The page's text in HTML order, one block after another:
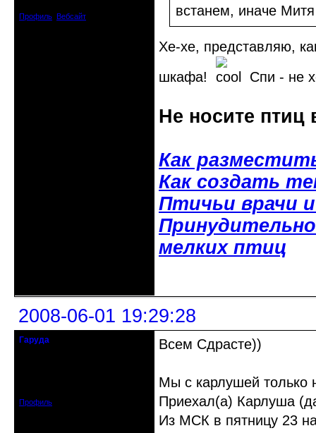
Профиль Вебсайт
встанем, иначе
Хе-хе, представляю,
шкафа!
Спи - не
Не носите птиц
Как
Как создать
Птичьи врачи
мелких птиц
2008-06-01 19:29:28
Гаруда
Профиль
Всем Сдрасте))
Мы с карлушей только
Приехал(а) Карлуша
Из МСК в пятницу 23